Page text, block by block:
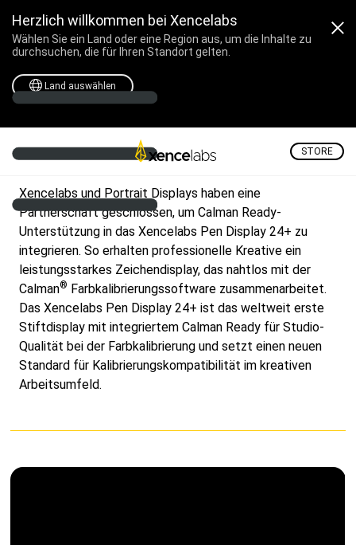
Herzlich willkommen bei Xencelabs
Wählen Sie ein Land oder eine Region aus, um die Inhalte zu
durchsuchen, die für Ihren Standort gelten.
Land auswählen
STORE
Xencelabs und Portrait Displays haben eine
Partnerschaft geschlossen, um Calman Ready-
Unterstützung in das Xencelabs Pen Display 24+ zu
integrieren. So erhalten professionelle Kreative ein
leistungsstarkes Zeichendisplay, das nahtlos mit der
Calman® Farbkalibrierungssoftware zusammenarbeitet.
Das Xencelabs Pen Display 24+ ist das weltweit erste
Stiftdisplay mit integriertem Calman Ready für Studio-
Qualität bei der Farbkalibrierung und setzt einen neuen
Standard für Kalibrierungskompatibilität im kreativen
Arbeitsumfeld.